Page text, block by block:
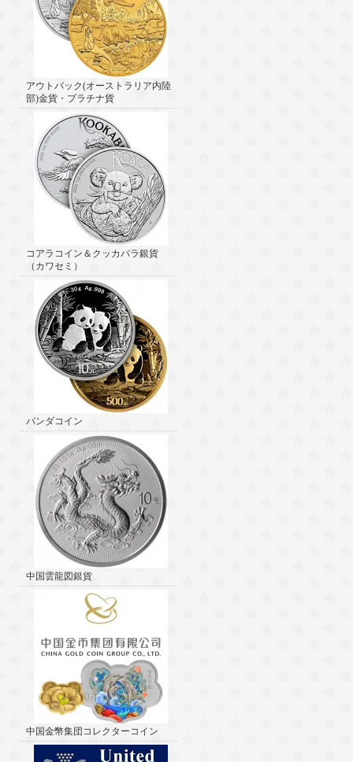
アウトバック(オーストラリア内陸
部)金貨・プラチナ貨
コアラコイン＆クッカバラ銀貨
（カワセミ）
パンダコイン
中国雲龍図銀貨
中国金幣集団コレクターコイン